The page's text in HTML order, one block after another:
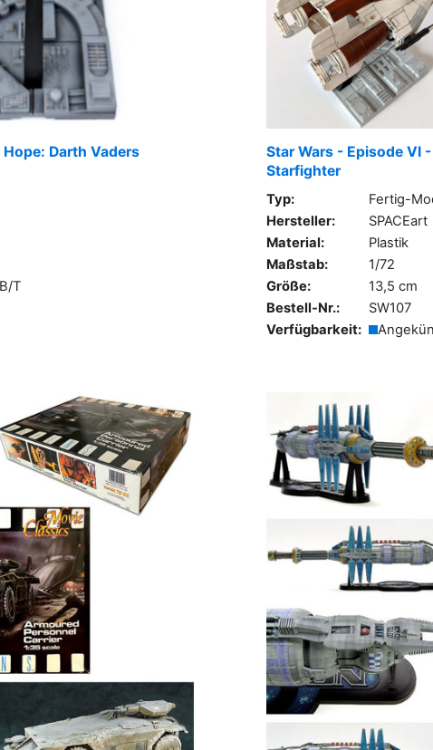
Darth Vaders
T
Star Wars - Episode VI
Starfighter
Typ:
Fertig-
Hersteller:
SPACEart
Material:
Plastik
Maßstab:
1/72
Größe:
13,5 cm
Bestell-Nr.:
SW107
Verfügbarkeit: